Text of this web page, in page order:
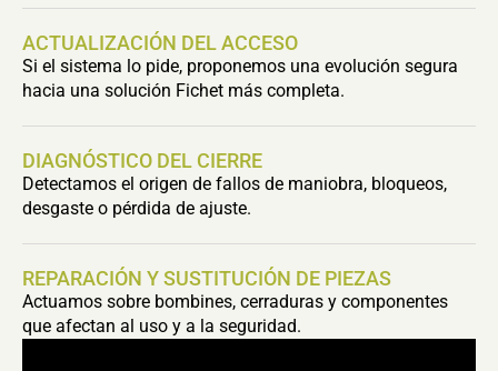
ACTUALIZACIÓN DEL ACCESO
Si el sistema lo pide, proponemos una evolución segura
hacia una solución Fichet más completa.
DIAGNÓSTICO DEL CIERRE
Detectamos el origen de fallos de maniobra, bloqueos,
desgaste o pérdida de ajuste.
REPARACIÓN Y SUSTITUCIÓN DE PIEZAS
Actuamos sobre bombines, cerraduras y componentes
que afectan al uso y a la seguridad.